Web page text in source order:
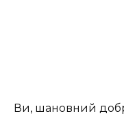
Ви, шановний